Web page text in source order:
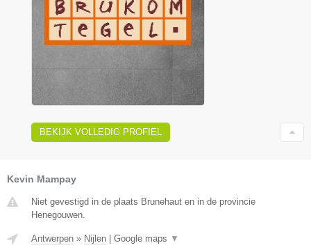
BEKIJK VOLLEDIG PROFIEL
Kevin Mampay
Niet gevestigd in de plaats Brunehaut en in de provincie
Henegouwen.
Antwerpen » Nijlen Google maps ▼